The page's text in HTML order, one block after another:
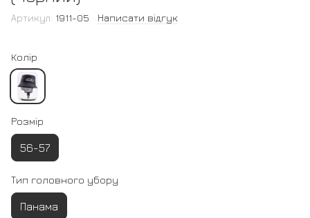
Артикул: 1911-05 Написати відгук
Колір
Розмір
56-57
Тип головного убору
Панама